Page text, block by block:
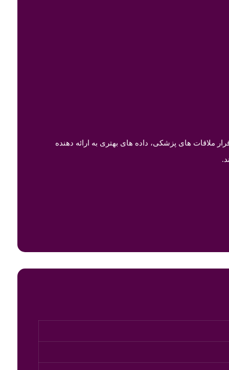
ملاقات های پزشکی، داده های بهتری به ارائه دهنده